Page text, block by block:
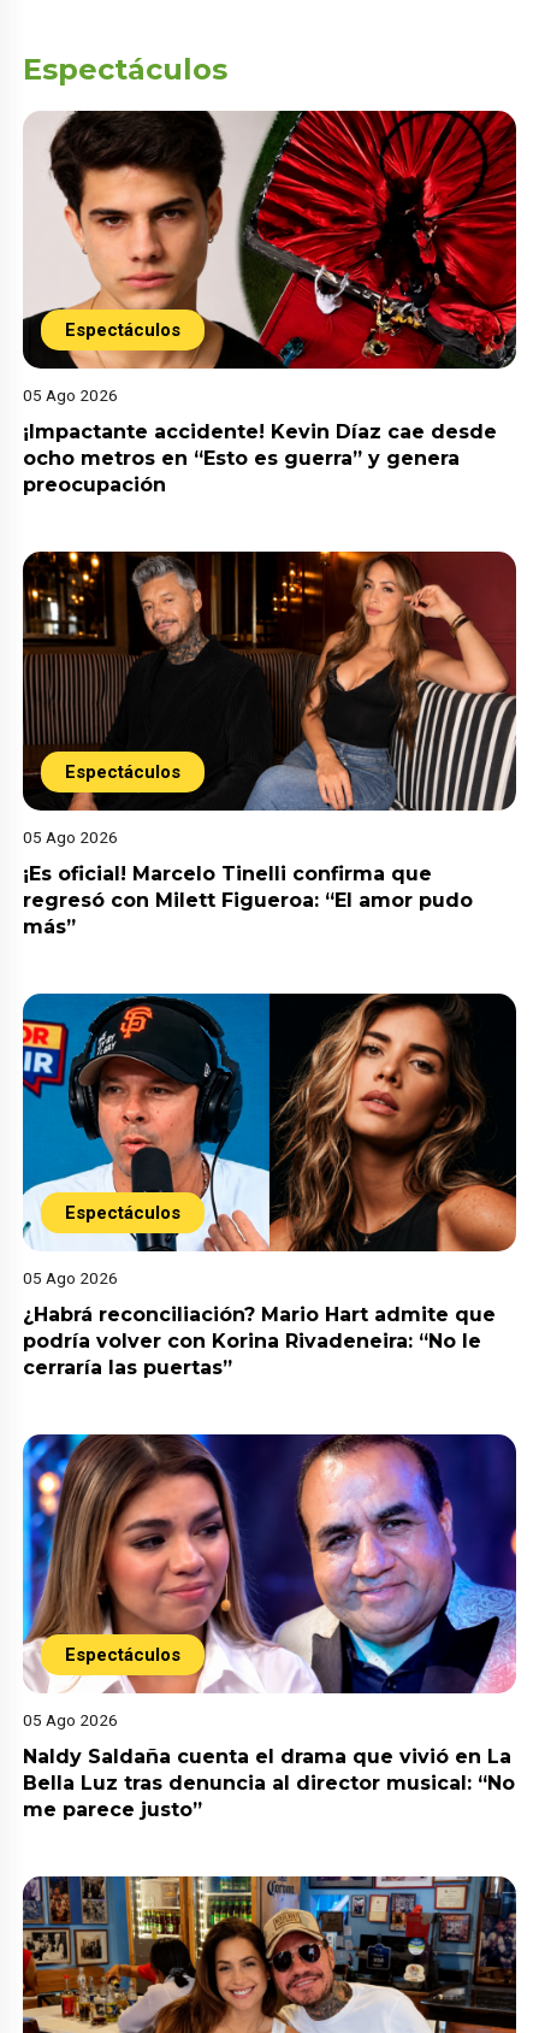
Espectáculos
Espectáculos
05 Ago 2026
¡Impactante accidente! Kevin Díaz cae desde
ocho metros en “Esto es guerra” y genera
preocupación
Espectáculos
05 Ago 2026
¡Es oficial! Marcelo Tinelli confirma que
regresó con Milett Figueroa: “El amor pudo
más”
Espectáculos
05 Ago 2026
¿Habrá reconciliación? Mario Hart admite que
podría volver con Korina Rivadeneira: “No le
cerraría las puertas”
Espectáculos
05 Ago 2026
Naldy Saldaña cuenta el drama que vivió en La
Bella Luz tras denuncia al director musical: “No
me parece justo”